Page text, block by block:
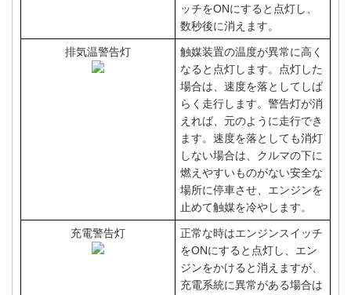
ッチをONにすると点灯し、
数秒後に消えます。
排気温警告灯
触媒装置の温度が異常に高く
なると点灯します。点灯した
場合は、速度を落としてしば
らく走行します。警告灯が消
えれば、元のように走行でき
ます。速度を落としても消灯
しない場合は、クルマの下に
燃えやすいものがない安全な
場所に停車させ、エンジンを
止めて触媒を冷やします。
充電警告灯
正常な時はエンジンスイッチ
をONにすると点灯し、エン
ジンをかけると消えますが、
充電系統に異常がある場合は